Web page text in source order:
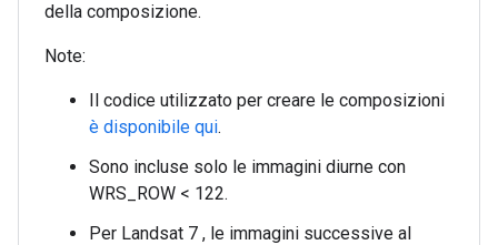
della composizione.
Note:
Il codice utilizzato per creare le composizioni
è disponibile qui.
Sono incluse solo le immagini diurne con
WRS_ROW < 122.
Per Landsat 7 , le immagini successive al